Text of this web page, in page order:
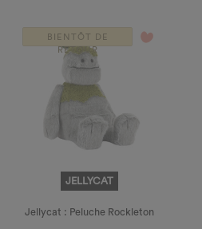
BIENTÔT DE
RETOUR
favorite_border
JELLYCAT
Jellycat : Peluche Rockleton